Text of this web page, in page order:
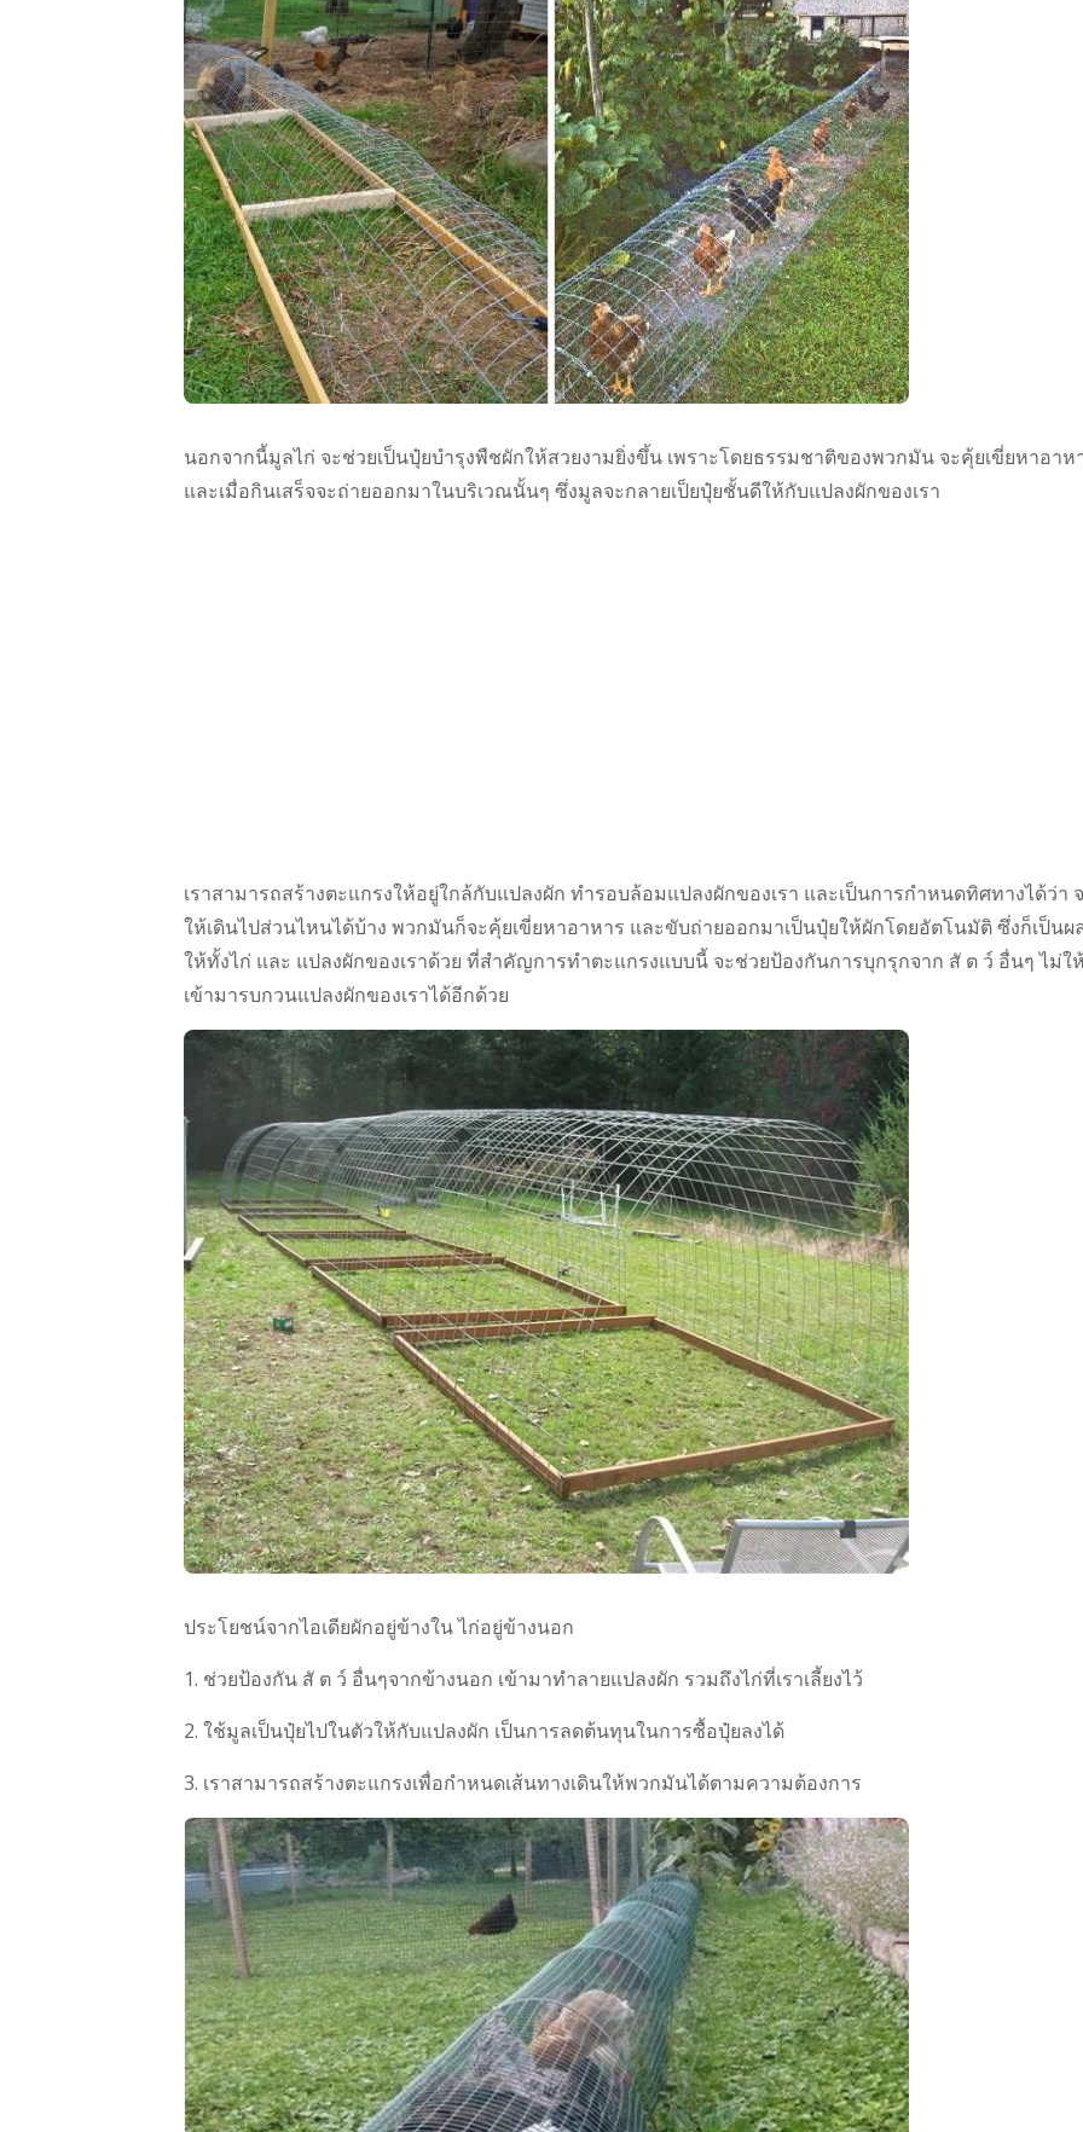
นอกจากนี้มูลไก่ จะช่วยเป็นปุ๋ยบำรุงพืชผักให้สวยงามยิ่งขึ้น เพราะโดยธรรมชาติของพวกมัน จะคุ้ยเขี่ยหาอาห
และเมื่อกินเสร็จจะถ่ายออกมาในบริเวณนั้นๆ ซึ่งมูลจะกลายเป็ยปุ๋ยชั้นดีให้กับแปลงผักของเรา
เราสามารถสร้างตะแกรงให้อยู่ใกล้กับแปลงผัก ทำรอบล้อมแปลงผักของเรา และเป็นการกำหนดทิศทางได้ว่า
ให้เดินไปส่วนไหนได้บ้าง พวกมันก็จะคุ้ยเขี่ยหาอาหาร และขับถ่ายออกมาเป็นปุ๋ยให้ผักโดยอัตโนมัติ ซึ่งก็เป็นผ
ให้ทั้งไก่ และ แปลงผักของเราด้วย ที่สำคัญการทำตะแกรงแบบนี้ จะช่วยป้องกันการบุกรุกจาก สั ต ว์ อื่นๆ ไม่ใ
เข้ามารบกวนแปลงผักของเราได้อีกด้วย
ประโยชน์จากไอเดียผักอยู่ข้างใน ไก่อยู่ข้างนอก
1. ช่วยป้องกัน สั ต ว์ อื่นๆจากข้างนอก เข้ามาทำลายแปลงผัก รวมถึงไก่ที่เราเลี้ยงไว้
2. ใช้มูลเป็นปุ๋ยไปในตัวให้กับแปลงผัก เป็นการลดต้นทุนในการซื้อปุ๋ยลงได้
3. เราสามารถสร้างตะแกรงเพื่อกำหนดเส้นทางเดินให้พวกมันได้ตามความต้องการ